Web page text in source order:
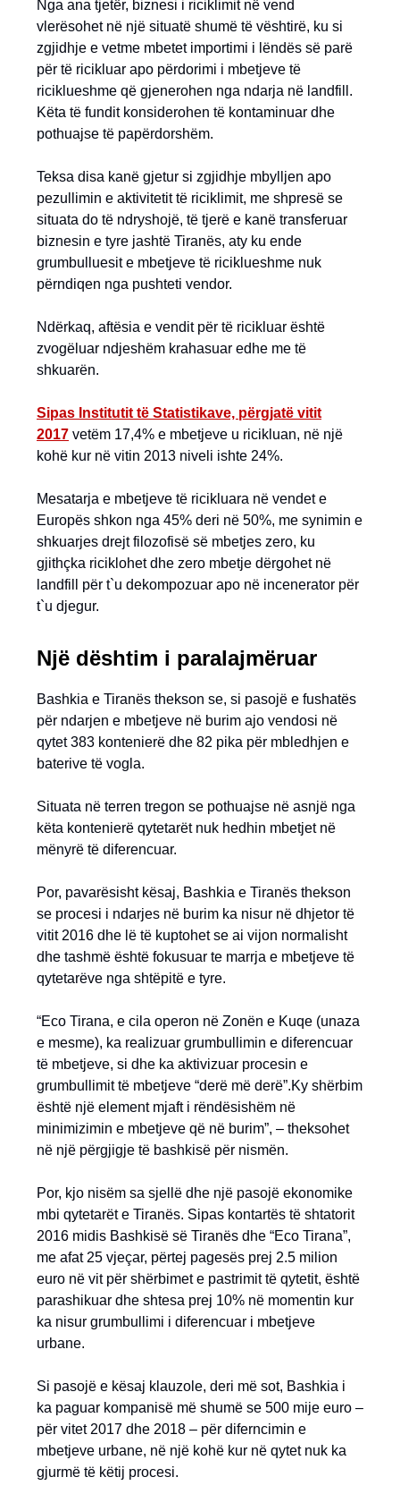
Nga ana tjetër, biznesi i riciklimit në vend
vlerësohet në një situatë shumë të vështirë, ku si
zgjidhje e vetme mbetet importimi i lëndës së parë
për të ricikluar apo përdorimi i mbetjeve të
riciklueshme që gjenerohen nga ndarja në landfill.
Këta të fundit konsiderohen të kontaminuar dhe
pothuajse të papërdorshëm.
Teksa disa kanë gjetur si zgjidhje mbylljen apo
pezullimin e aktivitetit të riciklimit, me shpresë se
situata do të ndryshojë, të tjerë e kanë transferuar
biznesin e tyre jashtë Tiranës, aty ku ende
grumbulluesit e mbetjeve të riciklueshme nuk
përndiqen nga pushteti vendor.
Ndërkaq, aftësia e vendit për të ricikluar është
zvogëluar ndjeshëm krahasuar edhe me të
shkuarën.
Sipas Institutit të Statistikave, përgjatë vitit
2017 vetëm 17,4% e mbetjeve u ricikluan, në një
kohë kur në vitin 2013 niveli ishte 24%.
Mesatarja e mbetjeve të ricikluara në vendet e
Europës shkon nga 45% deri në 50%, me synimin e
shkuarjes drejt filozofisë së mbetjes zero, ku
gjithçka riciklohet dhe zero mbetje dërgohet në
landfill për t`u dekompozuar apo në incenerator për
t`u djegur.
Një dështim i paralajmëruar
Bashkia e Tiranës thekson se, si pasojë e fushatës
për ndarjen e mbetjeve në burim ajo vendosi në
qytet 383 kontenierë dhe 82 pika për mbledhjen e
baterive të vogla.
Situata në terren tregon se pothuajse në asnjë nga
këta kontenierë qytetarët nuk hedhin mbetjet në
mënyrë të diferencuar.
Por, pavarësisht kësaj, Bashkia e Tiranës thekson
se procesi i ndarjes në burim ka nisur në dhjetor të
vitit 2016 dhe lë të kuptohet se ai vijon normalisht
dhe tashmë është fokusuar te marrja e mbetjeve të
qytetarëve nga shtëpitë e tyre.
“Eco Tirana, e cila operon në Zonën e Kuqe (unaza
e mesme), ka realizuar grumbullimin e diferencuar
të mbetjeve, si dhe ka aktivizuar procesin e
grumbullimit të mbetjeve “derë më derë”.Ky shërbim
është një element mjaft i rëndësishëm në
minimizimin e mbetjeve që në burim”, – theksohet
në një përgjigje të bashkisë për nismën.
Por, kjo nisëm sa sjellë dhe një pasojë ekonomike
mbi qytetarët e Tiranës. Sipas kontartës të shtatorit
2016 midis Bashkisë së Tiranës dhe “Eco Tirana”,
me afat 25 vjeçar, përtej pagesës prej 2.5 milion
euro në vit për shërbimet e pastrimit të qytetit, është
parashikuar dhe shtesa prej 10% në momentin kur
ka nisur grumbullimi i diferencuar i mbetjeve
urbane.
Si pasojë e kësaj klauzole, deri më sot, Bashkia i
ka paguar kompanisë më shumë se 500 mije euro –
për vitet 2017 dhe 2018 – për diferncimin e
mbetjeve urbane, në një kohë kur në qytet nuk ka
gjurmë të këtij procesi.